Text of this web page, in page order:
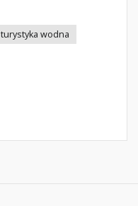
turystyka wodna